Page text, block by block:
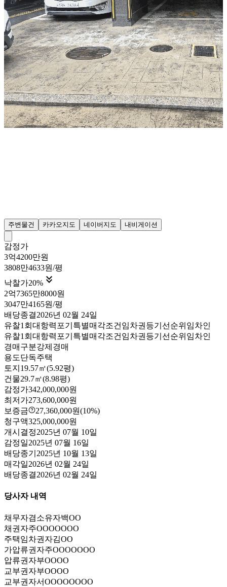
주변물건 카카오지도 네이버지도 내비게이션
감정가
3억4200만원
3808만4633원/평
낙찰가20% 
2억7365만8000원
3047만4165원/평
배당종결2026년 02월 24일
유찰1회 대항력포기 특별매각조건 임차권등기 선순위임차인
유찰1회 대항력포기 특별매각조건 임차권등기 선순위임차인
경매구분강제경매
용도단독주택
토지 19.57㎡(5.92평)
건물29.7㎡(8.98평)
감정가342,000,000원
최저가273,600,000원
보증금
27,360,000원(10%)
청구액325,000,000원
개시결정2025년 07월 10일
감정일2025년 07월 16일
배당종기 2025년 10월 13일
매각일2026년 02월 24일
배당종결2026년 02월 24일
당사자 내역
채무자겸소유자백OO
채권자주OOOOOOO
주택임차권자김OO
가압류권자주OOOOOOO
압류권자부OOOO
교부권자부OOOO
교부권자서OOOOOOOO